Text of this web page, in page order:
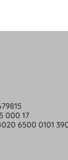
000 17
6500 0101